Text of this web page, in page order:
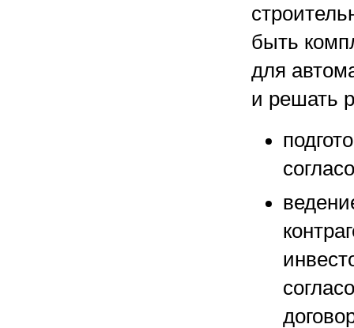
быть
для
и решать